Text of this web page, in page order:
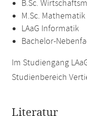
B.Sc.
M.Sc. Mathematik
LAaG Informatik
Bachelor-
Im Studiengang
Studienbereich
Literatur